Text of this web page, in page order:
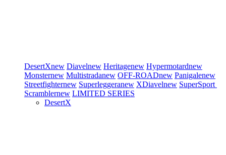
DesertXnew Diavelnew Heritagenew Hypermotardnew
Monsternew Multistradanew OFF-ROADnew Panigalenew
Streetfighternew Superleggeranew XDiavelnew SuperSport
Scramblernew LIMITED SERIES
DesertX